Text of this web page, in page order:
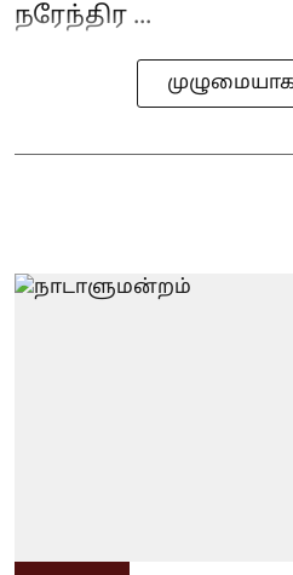
நரேந்திர ...